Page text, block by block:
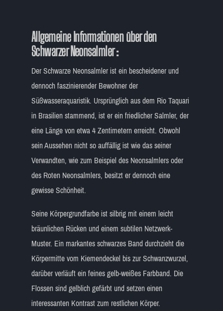
Allgemeine Informationen über den
Schwarzer Neonsalmler :
Der Schwarze Neonsalmler ist ein bescheidener und
dennoch faszinierender Bewohner der
Süßwasseraquaristik. Ursprünglich aus dem Rio Taquari
in Brasilien stammend, ist er ein friedlicher Salmler, der
eine Länge von etwa 4 Zentimetern erreicht. Obwohl
sein Aussehen nicht so auffällig ist wie das seiner
Verwandten, wie zum Beispiel des Neonsalmlers oder
des Roten Neonsalmlers, besitzt er dennoch eine
gewisse Schönheit.
Seine Körpergrundfarbe ist silbrig mit einem leicht
bräunlichen Rücken und einem subtilen Netzwerk-
Muster. Ein markantes schwarzes Band durchzieht die
Körpermitte vom Kiemendeckel bis zur Schwanzwurzel,
darüber verläuft ein feines gelb-weißes Farbband. Die
Flossen sind gelblich gefärbt und setzen einen
interessanten Kontrast zum restlichen Körper.